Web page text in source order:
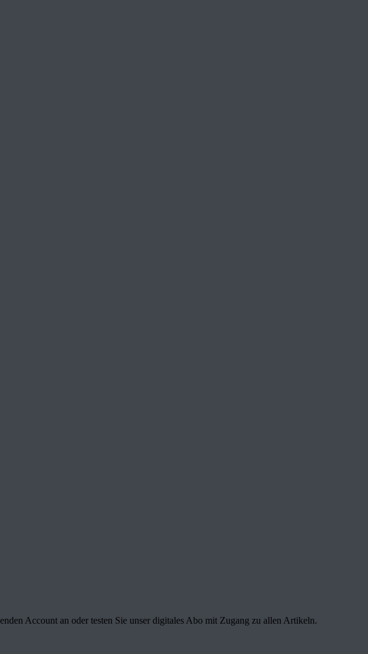
Account an oder testen Sie unser digitales Abo mit Zugang zu allen Artikeln.